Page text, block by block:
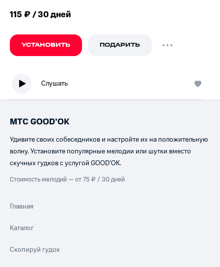
115 ₽ / 30 дней
УСТАНОВИТЬ ПОДАРИТЬ
Слушать
МТС GOOD’OK
Удивите своих собеседников и настройте их на положительную
волну. Установите популярные мелодии или шутки вместо
скучных гудков с услугой GOOD’OK.
Стоимость мелодий — от 75 ₽ / 30 дней
Главная
Каталог
Скопируй гудок